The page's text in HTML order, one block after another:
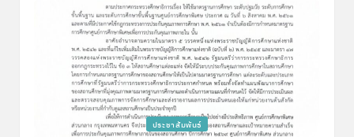
Posted
ประชาสัมพันธ์